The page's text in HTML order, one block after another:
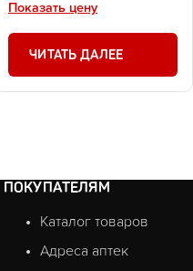
Показать цену
ЧИТАТЬ ДАЛЕЕ
ПОКУПАТЕЛЯМ
Каталог товаров
Адреса аптек